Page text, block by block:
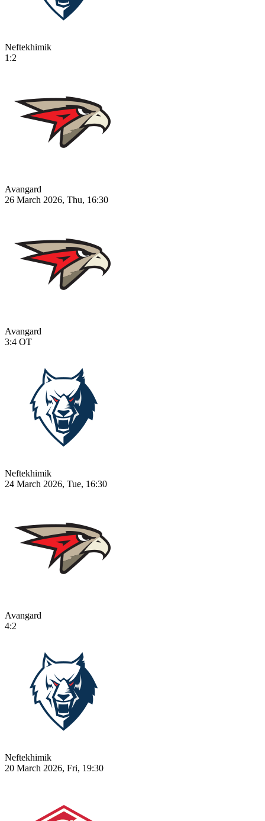
Neftekhimik
1:2
Avangard
26 March 2026, Thu, 16:30
Avangard
3:4 OT
Neftekhimik
24 March 2026, Tue, 16:30
Avangard
4:2
Neftekhimik
20 March 2026, Fri, 19:30